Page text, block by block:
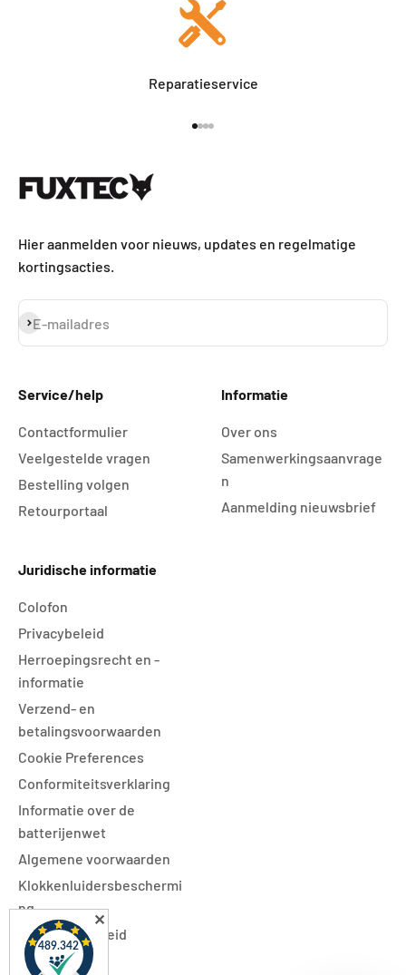
Reparatieservice
Hier aanmelden voor nieuws, updates en regelmatige
kortingsacties.
E-mailadres
Abonneren
Service/help
Contactformulier
Veelgestelde vragen
Bestelling volgen
Retourportaal
Informatie
Over ons
Samenwerkingsaanvrage
n
Aanmelding nieuwsbrief
Juridische informatie
Colofon
Privacybeleid
Herroepingsrecht en -
informatie
Verzend- en
betalingsvoorwaarden
Cookie Preferences
Conformiteitsverklaring
Informatie over de
batterijenwet
Algemene voorwaarden
Klokkenluidersbeschermi
ng
Toegankelijkheid
✕